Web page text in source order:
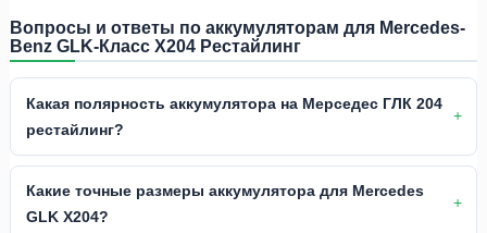
Вопросы и ответы по аккумуляторам для Mercedes-
Benz GLK-Класс X204 Рестайлинг
Какая полярность аккумулятора на Мерседес ГЛК 204
рестайлинг?
Какие точные размеры аккумулятора для Mercedes
GLK X204?